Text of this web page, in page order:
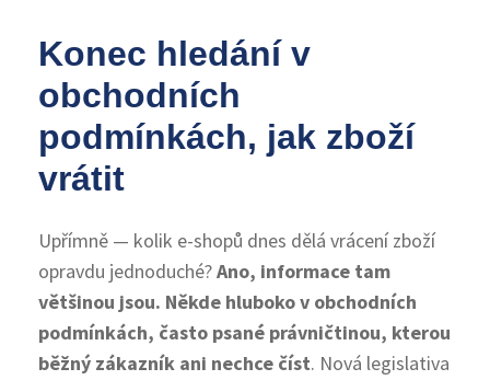
Konec hledání v
obchodních
podmínkách, jak zboží
vrátit
Upřímně — kolik e-shopů dnes dělá vrácení zboží
opravdu jednoduché?Ano, informace tam
většinou jsou. Někde hluboko v obchodních
podmínkách, často psané právničtinou, kterou
běžný zákazník ani nechce číst. Nová legislativa